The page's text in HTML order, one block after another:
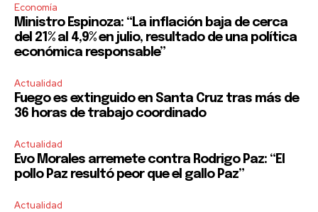
Economía
Ministro Espinoza: “La inflación baja de cerca
del 21% al 4,9% en julio, resultado de una política
económica responsable”
Actualidad
Fuego es extinguido en Santa Cruz tras más de
36 horas de trabajo coordinado
Actualidad
Evo Morales arremete contra Rodrigo Paz: “El
pollo Paz resultó peor que el gallo Paz”
Actualidad